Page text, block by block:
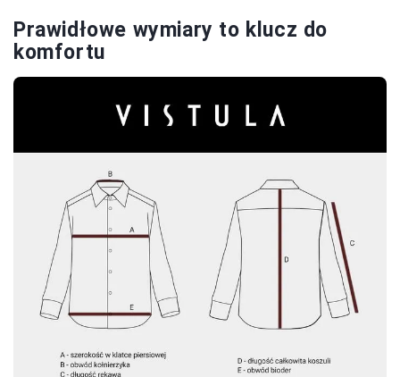
Prawidłowe wymiary to klucz do
komfortu